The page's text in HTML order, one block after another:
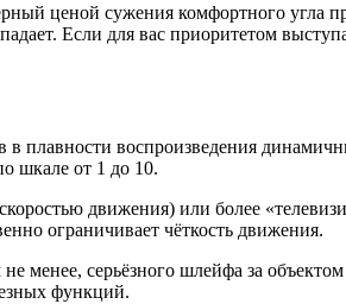
ценой сужения комфортного угла
Если для вас приоритетом
в плавности воспроизведения
шкале от 1 до 10.
движения) или более
ограничивает чёткость движения.
серьёзного шлейфа за объектом
функций.